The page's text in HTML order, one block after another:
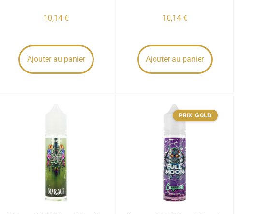
10,14 €
Ajouter au panier
10,14 €
Ajouter au panier
PRIX GOLD